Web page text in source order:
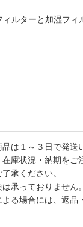
ィルターと加湿フィ
は１～３日で発送
庫状況・納期をご
承ください。
承っておりません
る場合には、返品